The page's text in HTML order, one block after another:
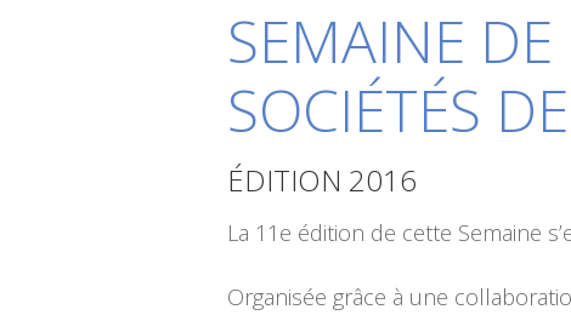
SEMAINE DE
SOCIÉTÉS
ÉDITION 2016
La 11e édition de cette Semaine
Organisée grâce à une